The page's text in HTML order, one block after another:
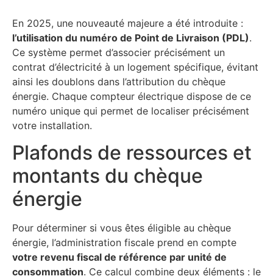
En 2025, une nouveauté majeure a été introduite :
l’utilisation du numéro de Point de Livraison (PDL).
Ce système permet d’associer précisément un
contrat d’électricité à un logement spécifique, évitant
ainsi les doublons dans l’attribution du chèque
énergie. Chaque compteur électrique dispose de ce
numéro unique qui permet de localiser précisément
votre installation.
Plafonds de ressources et
montants du chèque
énergie
Pour déterminer si vous êtes éligible au chèque
énergie, l’administration fiscale prend en compte
votre revenu fiscal de référence par unité de
consommation. Ce calcul combine deux éléments : le